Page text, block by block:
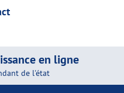
en ligne
de l'état